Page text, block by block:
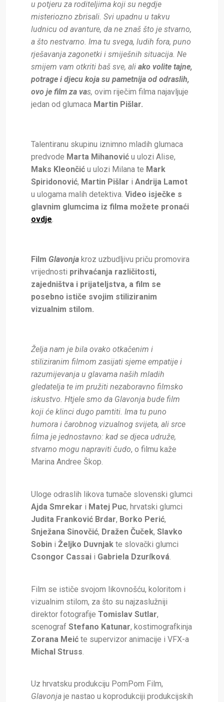
u potjeru za roditeljima koji su negdje
misteriozno zbrisali. Svi upadnu u takvu
ludnicu od avanture, da ne znaš što je stvarno,
a što nestvarno. Ima tu svega, ludih fora, puno
rješavanja zagonetki i smiješnih situacija. Ne
smijem vam otkriti baš sve, ali ako volite tajne,
potrage i djecu koja su pametnija od odraslih,
ovo je film za vas, ovim riječim filma najavljuje
jedan od glumaca Martin Pišlar.
Talentiranu skupinu iznimno mladih glumaca
predvode Marta Mihanović u ulozi Alise,
Maks Kleončić u ulozi Milana te Mark
Spiridonović, Martin Pišlar i Andrija Lamot
u ulogama malih detektiva. Video isječke s
glavnim glumcima iz filma možete pronaći
ovdje.
Film Glavonja kroz uzbudljivu priču promovira
vrijednosti prihvaćanja različitosti,
zajedništva i prijateljstva, a film se
posebno ističe svojim stiliziranim
vizualnim stilom.
Želja nam je bila ovako otkačenim i
stiliziranim filmom zasijati sjeme empatije i
razumijevanja u glavama naših mladih
gledatelja te im pružiti nezaboravno filmsko
iskustvo. Htjele smo da Glavonja bude film
koji će klinci dugo pamtiti. Ima tu puno
humora i čarobnog vizualnog svijeta, ali srce
filma je jednostavno: kad se djeca udruže,
stvarno mogu napraviti čudo, o filmu kaže
Marina Andree Škop.
Uloge odraslih likova tumače slovenski glumci
Ajda Smrekar i Matej Puc, hrvatski glumci
Judita Franković Brdar, Borko Perić,
Snježana Sinovčić, Dražen Čuček, Slavko
Sobin i Željko Duvnjak te slovački glumci
Csongor Cassai i Gabriela Dzuríková.
Film se ističe svojom likovnošću, koloritom i
vizualnim stilom, za što su najzaslužniji
direktor fotografije Tomislav Sutlar,
scenograf Stefano Katunar, kostimografkinja
Zorana Meić te supervizor animacije i VFX-a
Michal Struss.
Uz hrvatsku produkciju PomPom Film,
Glavonja je nastao u koprodukciji produkcijskih